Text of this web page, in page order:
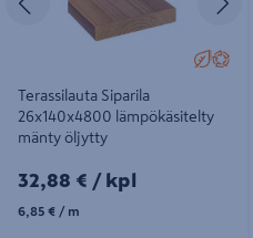
Terassilauta Siparila
26x140x4800 lämpökäsitelty
mänty öljytty
32,88€/kpl
32,88 € / kpl
6,85€/m
6,85 € / m